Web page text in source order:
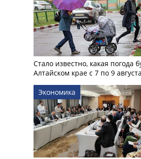
Стало известно, какая погода
Алтайском крае с 7 по 9 августа
Экономика